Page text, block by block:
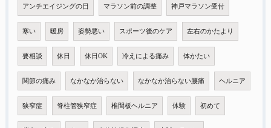
アンチエイジングの日 マラソン前の調整 神戸マラソン受付
寒い 暖房 姿勢悪い スポーツ後のケア 左右のかたより
要相談 休日 休日OK 冷えによる痛み 体かたい
関節の痛み なかなか治らない なかなか治らない腰痛 ヘルニア
狭窄症 脊柱管狭窄症 椎間板ヘルニア 体験 初めて